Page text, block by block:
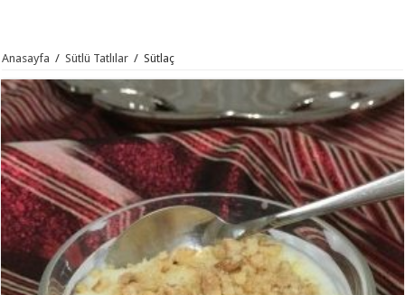
Anasayfa / Sütlü Tatlılar / Sütlaç